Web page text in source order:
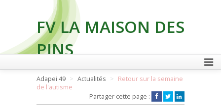
FV LA MAISON DES
PINS
FAIRE UN DON
Adapei 49 Actualités
Retour sur la semaine
de l'autisme
Partager cette page :